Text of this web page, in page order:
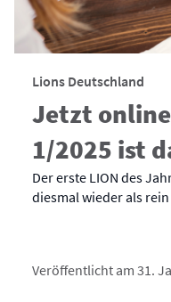
Lions Deutschland
Jetzt
1/2025 ist
Der erste LION des
diesmal wieder als
Veröffentlicht am 31.